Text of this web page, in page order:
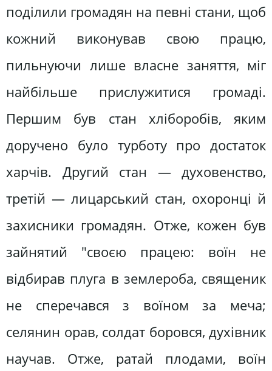
поділили громадян на певні стани, щоб
кожний виконував свою працю,
пильнуючи лише власне заняття, міг
найбільше прислужитися громаді.
Першим був стан хліборобів, яким
доручено було турботу про достаток
харчів. Другий стан — духовенство,
третій — лицарський стан, охоронці й
захисники громадян. Отже, кожен був
зайнятий "своєю працею: воїн не
відбирав плуга в землероба, священик
не сперечався з воїном за меча;
селянин орав, солдат боровся, духівник
научав. Отже, ратай плодами, воїн